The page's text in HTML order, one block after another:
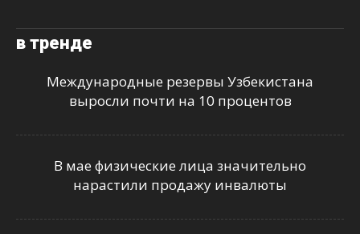
в тренде
Международные резервы Узбекистана
выросли почти на 10 процентов
В мае физические лица значительно
нарастили продажу инвалюты